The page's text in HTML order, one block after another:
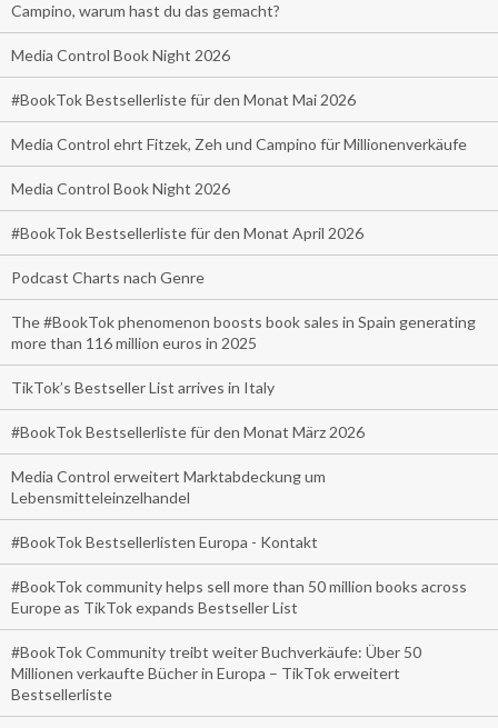
Campino, warum hast du das gemacht?
Media Control Book Night 2026
#BookTok Bestsellerliste für den Monat Mai 2026
Media Control ehrt Fitzek, Zeh und Campino für Millionenverkäufe
Media Control Book Night 2026
#BookTok Bestsellerliste für den Monat April 2026
Podcast Charts nach Genre
The #BookTok phenomenon boosts book sales in Spain generating
more than 116 million euros in 2025
TikTok’s Bestseller List arrives in Italy
#BookTok Bestsellerliste für den Monat März 2026
Media Control erweitert Marktabdeckung um
Lebensmitteleinzelhandel
#BookTok Bestsellerlisten Europa - Kontakt
#BookTok community helps sell more than 50 million books across
Europe as TikTok expands Bestseller List
#BookTok Community treibt weiter Buchverkäufe: Über 50
Millionen verkaufte Bücher in Europa – TikTok erweitert
Bestsellerliste